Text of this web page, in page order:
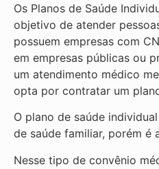
Os Planos de Saúde
objetivo de atender
possuem empresas com
em empresas públicas ou
um atendimento médico
opta por contratar um
O plano de saúde
de saúde familiar, porém é
Nesse tipo de convênio